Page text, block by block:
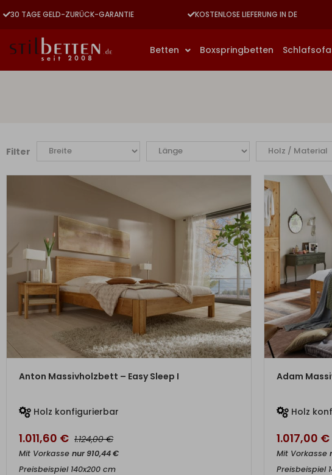
30 TAGE GELD-ZURÜCK-GARANTIE KOSTENLOSE LIEFERUNG IN DE
Betten Boxspringbetten
Filter
Anton Massivholzbett – Easy Sleep I
Holz konfigurierbar
1.011,60 € 1.124,00€
Mit Vorkasse nur910,44€
Preisbeispiel 140x200 cm
Adam
Holz
1.017,00 €
Mit Vorkasse
Preisbeispiel